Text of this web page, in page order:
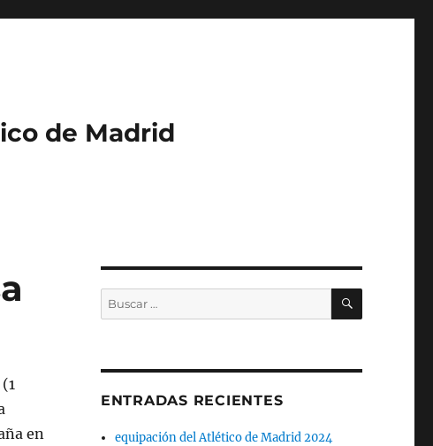
de Madrid
en
Buscar
por:
BUSCAR
ENTRADAS RECIENTES
equipación del Atlético de Madrid 2024